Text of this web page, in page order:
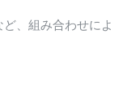
、組み合わせによ